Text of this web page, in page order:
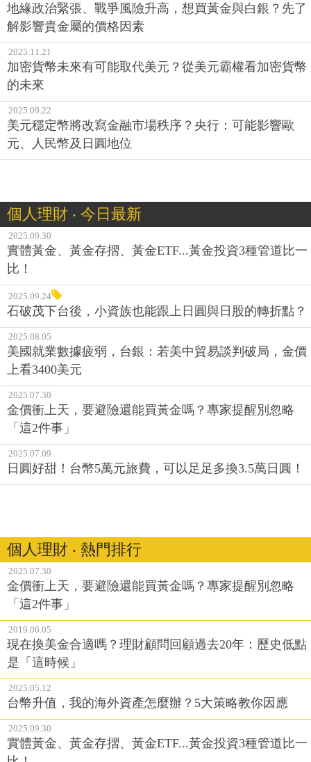
地緣政治緊張、戰爭風險升高，想買黃金與白銀？先了
解影響貴金屬的價格因素
2025.11.21
加密貨幣未來有可能取代美元？從美元霸權看加密貨幣
的未來
2025.09.22
美元穩定幣將改寫金融市場秩序？央行：可能影響歐
元、人民幣及日圓地位
個人理財 ‧ 今日最新
2025.09.30
實體黃金、黃金存摺、黃金ETF...黃金投資3種管道比一
比！
2025.09.24
石破茂下台後，小資族也能跟上日圓與日股的轉折點？
2025.08.05
美國就業數據疲弱，台銀：若美中貿易談判破局，金價
上看3400美元
2025.07.30
金價衝上天，要避險還能買黃金嗎？專家提醒別忽略
「這2件事」
2025.07.09
日圓好甜！台幣5萬元旅費，可以足足多換3.5萬日圓！
個人理財 ‧ 熱門排行
2025.07.30
金價衝上天，要避險還能買黃金嗎？專家提醒別忽略
「這2件事」
2019.06.05
現在換美金合適嗎？理財顧問回顧過去20年：歷史低點
是「這時候」
2025.05.12
台幣升值，我的海外資產怎麼辦？5大策略教你因應
2025.09.30
實體黃金、黃金存摺、黃金ETF...黃金投資3種管道比一